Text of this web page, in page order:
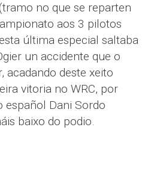
no que se reparten
aos 3 pilotos
última especial saltaba
un accidente que o
acadando deste xeito
vitoria no WRC, por
español Dani Sordo
baixo do podio.